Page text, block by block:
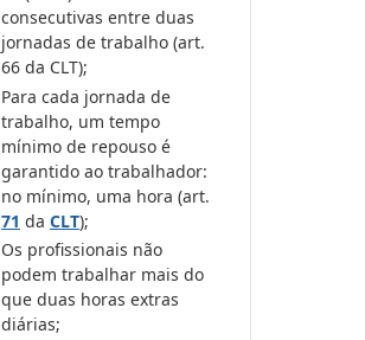
consecutivas entre duas
jornadas de trabalho (art.
66 da CLT);
Para cada jornada de
trabalho, um tempo
mínimo de repouso é
garantido ao trabalhador:
no mínimo, uma hora (art.
71 da CLT);
Os profissionais não
podem trabalhar mais do
que duas horas extras
diárias;